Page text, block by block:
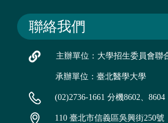
聯絡我們
主辦單位：大學招生委員會聯
承辦單位：臺北醫學大學
(02)2736-1661 分機8602、8604
110 臺北市信義區吳興街250